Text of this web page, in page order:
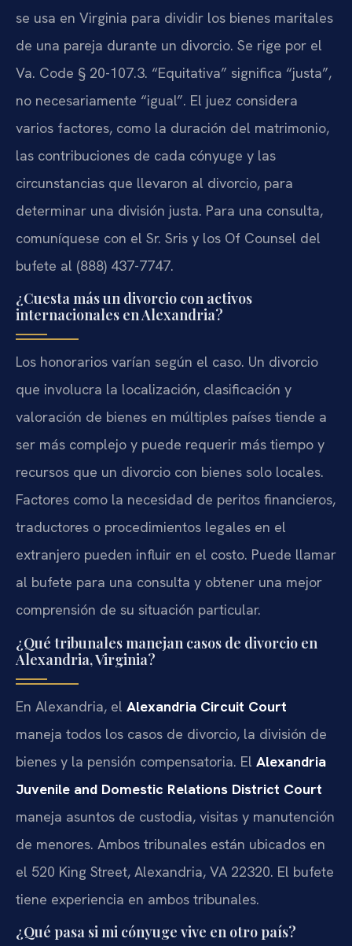
se usa en Virginia para dividir los bienes maritales
de una pareja durante un divorcio. Se rige por el
Va. Code § 20-107.3. “Equitativa” significa “justa”,
no necesariamente “igual”. El juez considera
varios factores, como la duración del matrimonio,
las contribuciones de cada cónyuge y las
circunstancias que llevaron al divorcio, para
determinar una división justa. Para una consulta,
comuníquese con el Sr. Sris y los Of Counsel del
bufete al (888) 437-7747.
¿Cuesta más un divorcio con activos
internacionales en Alexandria?
Los honorarios varían según el caso. Un divorcio
que involucra la localización, clasificación y
valoración de bienes en múltiples países tiende a
ser más complejo y puede requerir más tiempo y
recursos que un divorcio con bienes solo locales.
Factores como la necesidad de peritos financieros,
traductores o procedimientos legales en el
extranjero pueden influir en el costo. Puede llamar
al bufete para una consulta y obtener una mejor
comprensión de su situación particular.
¿Qué tribunales manejan casos de divorcio en
Alexandria, Virginia?
En Alexandria, el Alexandria Circuit Court
maneja todos los casos de divorcio, la división de
bienes y la pensión compensatoria. El Alexandria
Juvenile and Domestic Relations District Court
maneja asuntos de custodia, visitas y manutención
de menores. Ambos tribunales están ubicados en
el 520 King Street, Alexandria, VA 22320. El bufete
tiene experiencia en ambos tribunales.
¿Qué pasa si mi cónyuge vive en otro país?